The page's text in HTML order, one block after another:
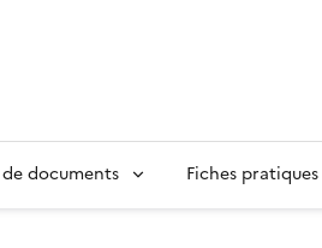
documents Fiches pratiques